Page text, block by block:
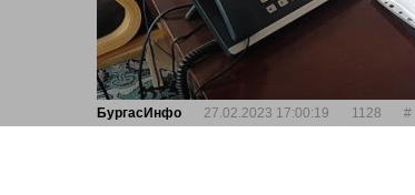
БургасИнфо 27.02.2023 17:00:19 1128